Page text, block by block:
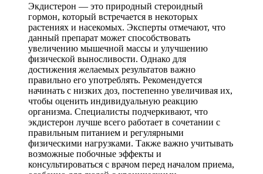
Экдистерон — это природный стероидный
гормон, который встречается в некоторых
растениях и насекомых. Эксперты отмечают, что
данный препарат может способствовать
увеличению мышечной массы и улучшению
физической выносливости. Однако для
достижения желаемых результатов важно
правильно его употреблять. Рекомендуется
начинать с низких доз, постепенно увеличивая их,
чтобы оценить индивидуальную реакцию
организма. Специалисты подчеркивают, что
экдистерон лучше всего работает в сочетании с
правильным питанием и регулярными
физическими нагрузками. Также важно учитывать
возможные побочные эффекты и
консультироваться с врачом перед началом приема,